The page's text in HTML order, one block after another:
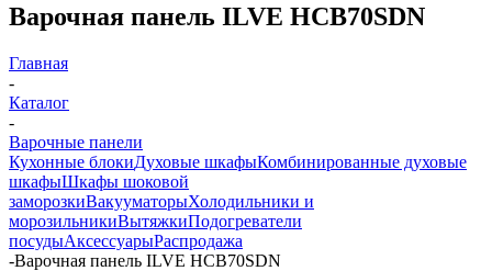
Варочная панель ILVE HCB70SDN
Главная
-
Каталог
-
Варочные панели
Кухонные блокиДуховые шкафыКомбинированные духовые
шкафыШкафы шоковой
заморозкиВакууматорыХолодильники и
морозильникиВытяжкиПодогреватели
посудыАксессуарыРаспродажа
-Варочная панель ILVE HCB70SDN